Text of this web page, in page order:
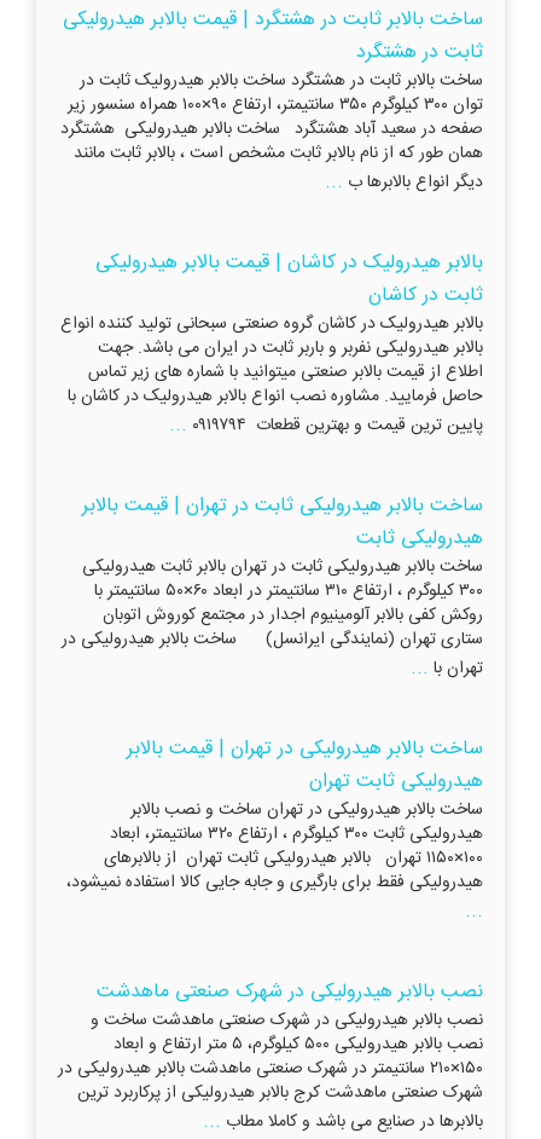
ساخت بالابر ثابت در هشتگرد | قیمت بالابر هیدرولیکی
ثابت در هشتگرد
ساخت بالابر ثابت در هشتگرد ساخت بالابر هیدرولیک ثابت در
توان ۳۰۰ کیلوگرم ۳۵۰ سانتیمتر، ارتفاع ۹۰×۱۰۰ همراه سنسور زیر
صفحه در سعید آباد هشتگرد ساخت بالابر هیدرولیکی هشتگرد
همان طور که از نام بالابر ثابت مشخص است ، بالابر ثابت مانند
دیگر انواع بالابرها ب ...
بالابر هیدرولیک در کاشان | قیمت بالابر هیدرولیکی
ثابت در کاشان
بالابر هیدرولیک در کاشان گروه صنعتی سبحانی تولید کننده انواع
بالابر هیدرولیکی نفربر و باربر ثابت در ایران می باشد. جهت
اطلاع از قیمت بالابر صنعتی میتوانید با شماره های زیر تماس
حاصل فرمایید. مشاوره نصب انواع بالابر هیدرولیک در کاشان با
پایین ترین قیمت و بهترین قطعات ۰۹۱۹۷۹۴
...
ساخت بالابر هیدرولیکی ثابت در تهران | قیمت بالابر
هیدرولیکی ثابت
ساخت بالابر هیدرولیکی ثابت در تهران بالابر ثابت هیدرولیکی
۳۰۰ کیلوگرم ، ارتفاع ۳۱۰ سانتیمتر در ابعاد ۶۰×۵۰ سانتیمتر با
روکش کفی بالابر آلومینیوم اجدار در مجتمع کوروش اتوبان
ستاری تهران (نمایندگی ایرانسل) ساخت بالابر هیدرولیکی در
تهران با ...
ساخت بالابر هیدرولیکی در تهران | قیمت بالابر
هیدرولیکی ثابت تهران
ساخت بالابر هیدرولیکی در تهران ساخت و نصب بالابر
هیدرولیکی ثابت ۳۰۰ کیلوگرم ، ارتفاع ۳۲۰ سانتیمتر، ابعاد
۱۰۰×۱۱۵۰ تهران بالابر هیدرولیکی ثابت تهران از بالابرهای
هیدرولیکی فقط برای بارگیری و جابه جایی کالا استفاده نمیشود،
...
نصب بالابر هیدرولیکی در شهرک صنعتی ماهدشت
نصب بالابر هیدرولیکی در شهرک صنعتی ماهدشت ساخت و
نصب بالابر هیدرولیکی ۵۰۰ کیلوگرم، ۵ متر ارتفاع و ابعاد
۱۵۰×۲۱۰ سانتیمتر در شهرک صنعتی ماهدشت بالابر هیدرولیکی در
شهرک صنعتی ماهدشت کرج بالابر هیدرولیکی از پرکاربرد ترین
بالابرها در صنایع می باشد و کاملا مطاب ...